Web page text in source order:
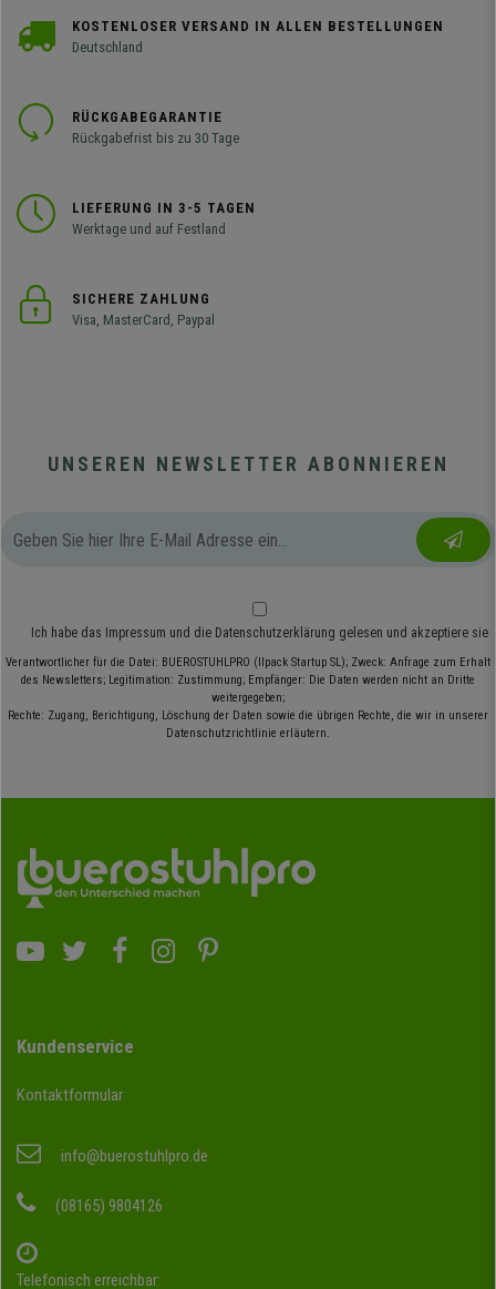
KOSTENLOSER VERSAND IN ALLEN BESTELLUNGEN
Deutschland
RÜCKGABEGARANTIE
Rückgabefrist bis zu 30 Tage
LIEFERUNG IN 3-5 TAGEN
Werktage und auf Festland
SICHERE ZAHLUNG
Visa, MasterCard, Paypal
UNSEREN NEWSLETTER ABONNIEREN
Ich habe das Impressum und die Datenschutzerklärung gelesen und akzeptiere sie
Verantwortlicher für die Datei: BUEROSTUHLPRO (Ilpack Startup SL); Zweck: Anfrage zum Erhalt
des Newsletters; Legitimation: Zustimmung; Empfänger: Die Daten werden nicht an Dritte
weitergegeben;
Rechte: Zugang, Berichtigung, Löschung der Daten sowie die übrigen Rechte, die wir in unserer
Datenschutzrichtlinie erläutern.
Kundenservice
Kontaktformular
info@buerostuhlpro.de
(08165) 9804126
Telefonisch erreichbar: